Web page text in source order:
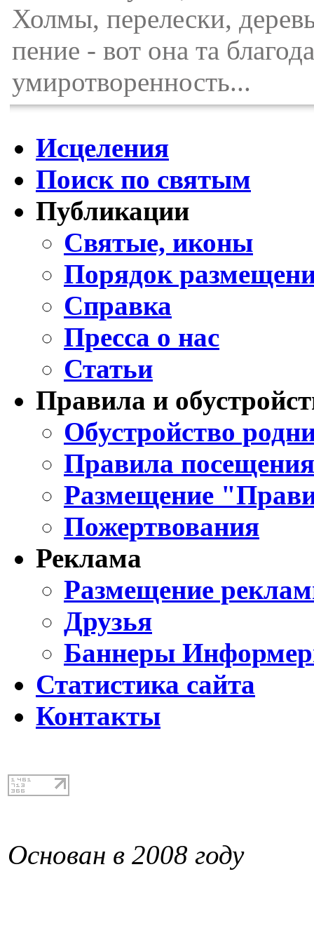
Холмы, перелески,
пение - вот она та
умиротворенность...
Исцеления
Поиск по святым
Публикации
Святые, иконы
Порядок
Справка
Пресса о нас
Статьи
Правила и
Обустройство
Правила
Размещение
Пожертвования
Реклама
Размещение
Друзья
Баннеры
Статистика сайта
Контакты
Основан в 2008 году